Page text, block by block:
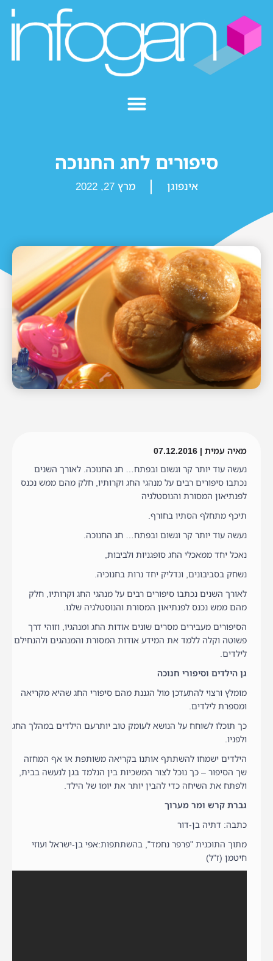
סיפורים לחג החנוכה
אינפוגן מרץ 27, 2022
מאיה עמית | 07.12.2016
נעשה עוד יותר קר וגשום ובפתח… חג החנוכה. לאורך השנים
נכתבו סיפורים רבים על מנהגי החג וקרותיו, חלק מהם ממש נכנס
לפנתיאון המסורת והנוסטלגיה
תיכף מתחלף הסתיו בחורף.
נעשה עוד יותר קר וגשום ובפתח… חג החנוכה.
נאכל יחד ממאכלי החג סופגניות ולביבות,
נשחק בסביבונים, ונדליק יחד נרות בחנוכיה.
לאורך השנים נכתבו סיפורים רבים על מנהגי החג וקרותיו, חלק
מהם ממש נכנס לפנתיאון המסורת והנוסטלגיה שלנו.
הסיפורים מעבירים מסרים שונים אודות החג ומנהגיו, וזוהי דרך
פשוטה וקלה ללמד את המידע אודות המסורת והמנהגים ולהנחילם
לילדים.
גן הילדים וסיפורי חנוכה
מומלץ ורצוי להתעדכן מול הגננת מהם סיפורי החג שהיא מקריאה
ומספרת לילדים.
כך תוכלו לשוחח על הנושא לעומק טוב יותרעם הילדים במהלך החג
ולפניו.
הילדים ישמחו להשתתף אותנו בקריאה משותפת או אף המחזה
שך הסיפור – כך נוכל לצור המשכיות בין הנלמד בגן לנעשה בבית,
ולפתח את השיחה כדי להבין יותר את יומו של הילד.
גברת קרש ומר מערוך
כתבה: דתיה בן-דור
מתוך התוכנית "פרפר נחמד", בהשתתפות:אפי בן-ישראל ועוזי
חיטמן (ז"ל)